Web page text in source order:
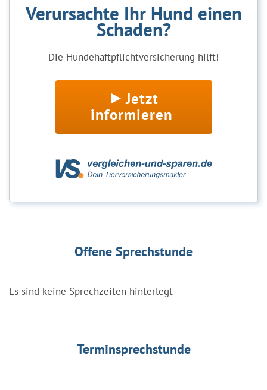
Verursachte Ihr Hund einen
Schaden?
Die Hundehaftpflichtversicherung hilft!
Jetzt
informieren
Offene Sprechstunde
Es sind keine Sprechzeiten hinterlegt
Terminsprechstunde